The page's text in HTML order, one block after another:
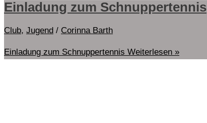
Einladung zum Schnuppertennis
Club, Jugend / Corinna Barth
Einladung zum Schnuppertennis Weiterlesen »